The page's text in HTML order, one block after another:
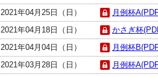
2021年04月25日（日）
月例杯
2021年04月18日（日）
かさぎ杯
2021年04月04日（日）
月例杯
2021年03月28日（日）
月例杯